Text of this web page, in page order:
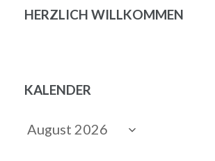
HERZLICH WILLKOMMEN
KALENDER